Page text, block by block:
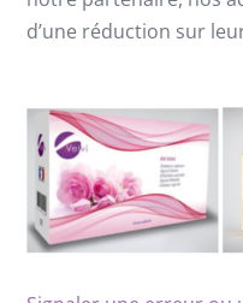
d’une réduction sur